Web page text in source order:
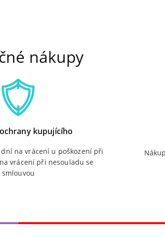
Kč.
nákupy
kupujícího
na vrácení u poškození při
vrácení při nesouladu se
smlouvou